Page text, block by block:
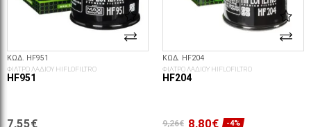
ΚΩΔ. HF951
ΦΙΛΤΡΟ ΛΑΔΙΟΥ HIFLOFILTRO
HF951
7,55€
ΚΩΔ. HF204
ΦΙΛΤΡΟ ΛΑΔΙΟΥ HIFLOFILTRO
HF204
9,26€ 8,80€ -4%